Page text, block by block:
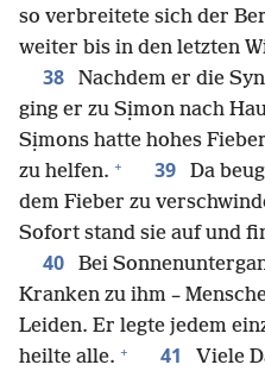
so verbreitete sich der
weiter bis in den letzten
38
Nachdem er die
ging er zu Sịmon nach
Sịmons hatte hohes
zu helfen. + 39
Da
dem Fieber zu
Sofort stand sie auf und
40
Bei
Kranken zu ihm –
Leiden. Er legte jedem
heilte alle. + 41
Viele